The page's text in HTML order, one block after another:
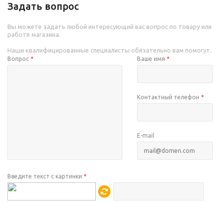
Задать вопрос
Вы можете задать любой интересующий вас вопрос по товару или
работе магазина.
Наши квалифицированные специалисты обязательно вам помогут.
Вопрос * Ваше имя *
Контактный телефон *
E-mail
Введите текст с картинки *